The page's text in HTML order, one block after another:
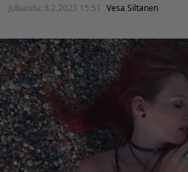
Julkaistu: 8.2.2023 15:51 Vesa Siltanen